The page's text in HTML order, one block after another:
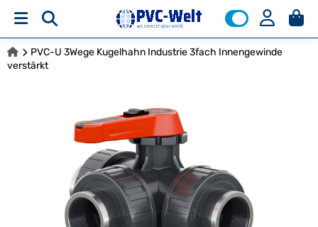
PVC-U 3Wege Kugelhahn Industrie 3fach Innengewinde
verstärkt